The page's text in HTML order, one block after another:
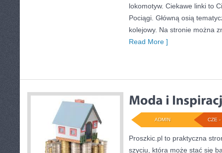
lokomotyw. Ciekawe linki to
Pociągi. Główną osią
kolejowy. Na stronie można
Read More ]
CZE -
ADMIN
Proszkic.pl to praktyczna
szyciu, która może stać się